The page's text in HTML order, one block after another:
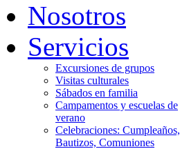
Nosotros
Servicios
Excursiones de grupos
Visitas culturales
Sábados en familia
Campamentos y escuelas de
verano
Celebraciones: Cumpleaños,
Bautizos, Comuniones